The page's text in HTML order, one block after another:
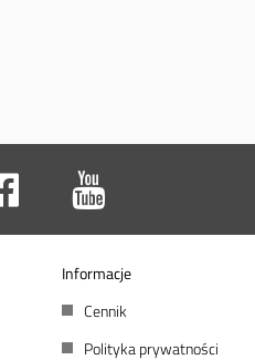
Informacje
Cennik
Polityka prywatności